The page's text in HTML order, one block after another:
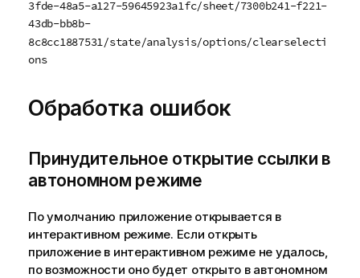
3fde-48a5-a127-59645923a1fc/sheet/7300b241-f221-
43db-bb8b-
8c8cc1887531/state/analysis/options/clearselecti
ons
Обработка ошибок
Принудительное открытие ссылки в
автономном режиме
По умолчанию приложение открывается в
интерактивном режиме. Если открыть
приложение в интерактивном режиме не удалось,
по возможности оно будет открыто в автономном